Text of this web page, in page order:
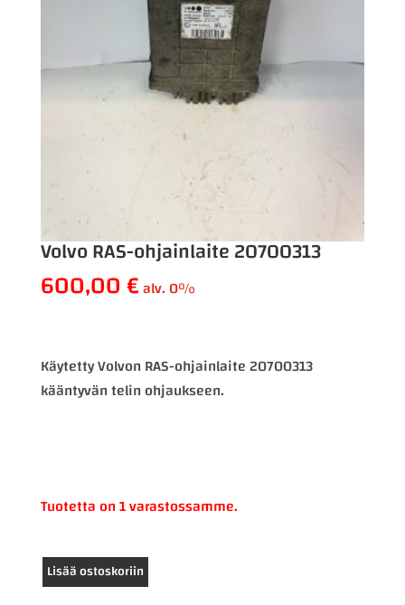
Volvo RAS-ohjainlaite 20700313
600,00€alv. 0%
Käytetty Volvon RAS-ohjainlaite 20700313
kääntyvän telin ohjaukseen.
Tuotetta on 1 varastossamme.
Volvo
RAS-
Lisää ostoskoriin